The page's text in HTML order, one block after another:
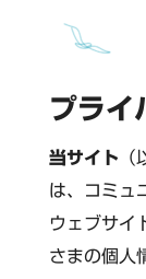
プライ
当サイト
は、コミュ
ウェブサイ
さまの個人